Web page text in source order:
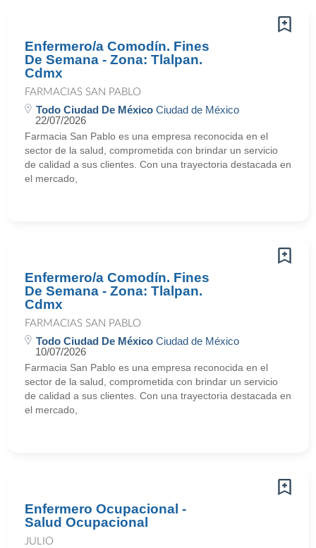
Enfermero/a Comodín. Fines
De Semana - Zona: Tlalpan.
Cdmx
FARMACIAS SAN PABLO
Todo Ciudad De México Ciudad de México
22/07/2026
Farmacia San Pablo es una empresa reconocida en el
sector de la salud, comprometida con brindar un servicio
de calidad a sus clientes. Con una trayectoria destacada en
el mercado,
Enfermero/a Comodín. Fines
De Semana - Zona: Tlalpan.
Cdmx
FARMACIAS SAN PABLO
Todo Ciudad De México Ciudad de México
10/07/2026
Farmacia San Pablo es una empresa reconocida en el
sector de la salud, comprometida con brindar un servicio
de calidad a sus clientes. Con una trayectoria destacada en
el mercado,
Enfermero Ocupacional -
Salud Ocupacional
JULIO